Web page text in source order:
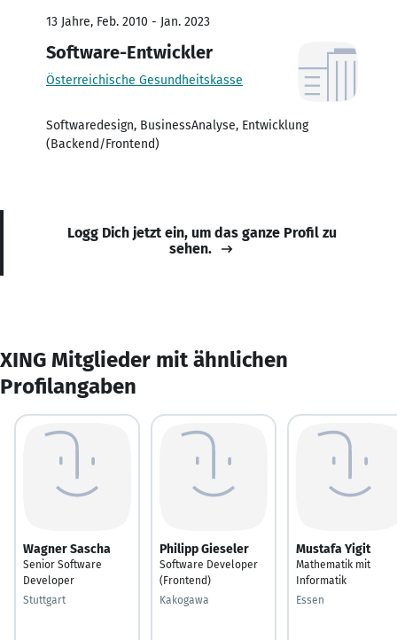
13 Jahre, Feb. 2010 - Jan. 2023
Software-Entwickler
Österreichische Gesundheitskasse
Softwaredesign, BusinessAnalyse, Entwicklung
(Backend/Frontend)
Logg Dich jetzt ein, um das ganze Profil zu
sehen.
XING Mitglieder mit ähnlichen
Profilangaben
Wagner Sascha
Senior Software
Developer
Stuttgart
Philipp Gieseler
Software Developer
(Frontend)
Kakogawa
Mustafa Yigit
Mathematik mit
Informatik
Essen